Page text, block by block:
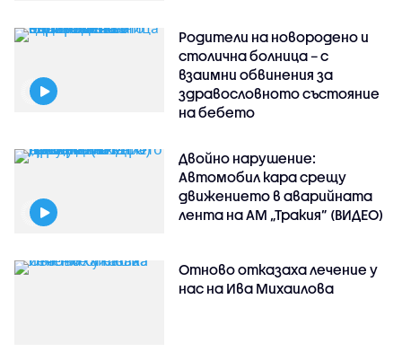
Родители на новородено и
столична болница – с
взаимни обвинения за
здравословното състояние
на бебето
Двойно нарушение:
Автомобил кара срещу
движението в аварийната
лента на АМ „Тракия” (ВИДЕО)
Отново отказаха лечение у
нас на Ива Михаилова